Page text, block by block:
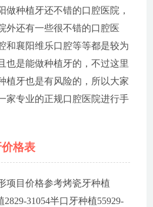
做种植牙还不错的口腔医院，
外还有一些很不错的口腔医
和襄阳维乐口腔等等都是较为
也是能做种植牙的，不过这里
植牙也是有风险的，所以大家
家专业的正规口腔医院进行手
格表
项目价格参考烤瓷牙种植
2829-31054半口牙种植55929-